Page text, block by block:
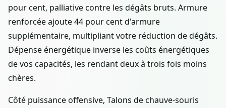
pour cent, palliative contre les dégâts bruts. Armure
renforcée ajoute 44 pour cent d'armure
supplémentaire, multipliant votre réduction de dégâts.
Dépense énergétique inverse les coûts énergétiques
de vos capacités, les rendant deux à trois fois moins
chères.
Côté puissance offensive, Talons de chauve-souris